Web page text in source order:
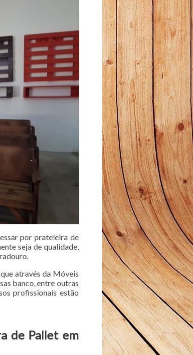
por prateleira de
seja de qualidade,
através da Móveis
banco, entre outras
profissionais estão
de Pallet em